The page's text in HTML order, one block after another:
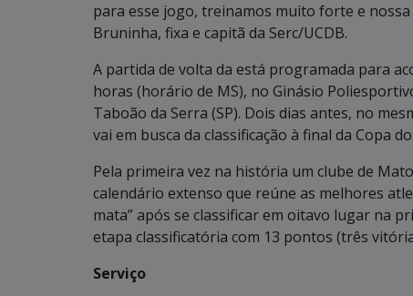
para esse jogo, treinamos muito forte e
Bruninha, fixa e capitã da Serc/UCDB.
A partida de volta da está programada para
horas (horário de MS), no Ginásio
Taboão da Serra (SP). Dois dias antes, no
vai em busca da classificação à final da Copa
Pela primeira vez na história um clube de
calendário extenso que reúne as melhores
mata” após se classificar em oitavo lugar na
etapa classificatória com 13 pontos (três
Serviço